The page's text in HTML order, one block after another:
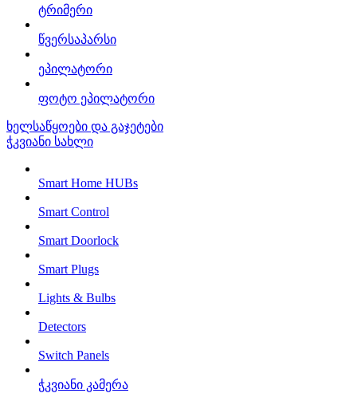
ტრიმერი
წვერსაპარსი
ეპილატორი
ფოტო ეპილატორი
ხელსაწყოები და გაჯეტები
ჭკვიანი სახლი
Smart Home HUBs
Smart Control
Smart Doorlock
Smart Plugs
Lights & Bulbs
Detectors
Switch Panels
ჭკვიანი კამერა